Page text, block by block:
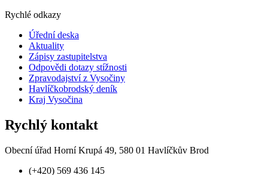
Rychlé odkazy
Úřední deska
Aktuality
Zápisy zastupitelstva
Odpovědi dotazy stížnosti
Zpravodajství z Vysočiny
Havlíčkobrodský deník
Kraj Vysočina
Rychlý kontakt
Obecní úřad Horní Krupá 49, 580 01 Havlíčkův Brod
(+420) 569 436 145